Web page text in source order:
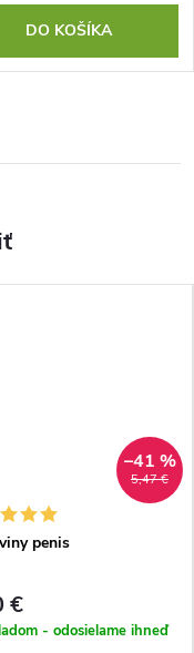
DO KOŠÍKA
5,47 €
–41 %
penis
€
- odosielame ihneď